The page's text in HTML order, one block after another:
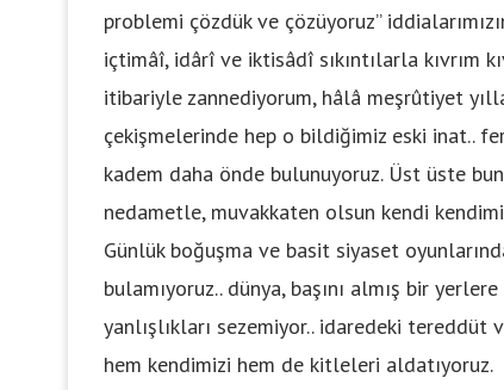
problemi çözdük ve çözüyoruz”
içtimâî, idârî ve iktisâdî sıkıntılarla kıvrım
itibariyle zannediyorum, hâlâ meşrûtiyet
çekişmelerinde hep o bildiğimiz eski inat..
kadem daha önde bulunuyoruz. Üst üste
nedametle, muvakkaten olsun kendi
Günlük boğuşma ve basit siyaset
bulamıyoruz.. dünya, başını almış bir
yanlışlıkları sezemiyor.. idaredeki tereddüt
hem kendimizi hem de kitleleri aldatıyoruz.